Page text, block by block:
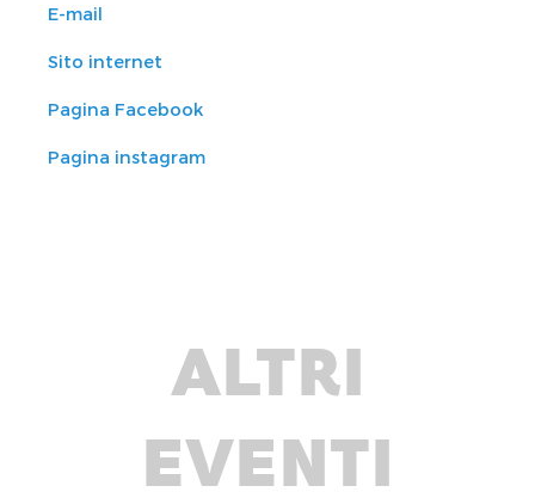
E-mail
Sito internet
Pagina Facebook
Pagina instagram
ALTRI
EVENTI